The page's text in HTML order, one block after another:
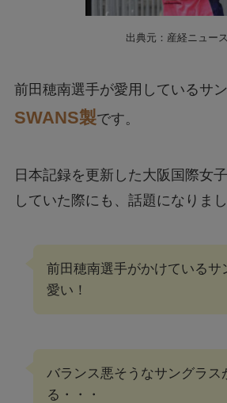
出典元：産経ニュース
前田穂南選手が愛用しているサ
SWANS製です。
日本記録を更新した大阪国際女
していた際にも、話題になりまし
前田穂南選手がかけているサ
愛い！
バランス悪そうなサングラス
る・・・